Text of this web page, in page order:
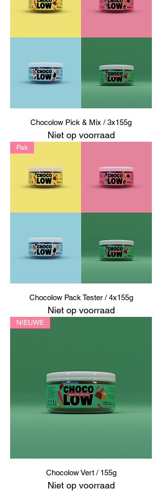
Chocolow Pick & Mix / 3x155g
Niet op voorraad
Pak
Chocolow Pack Tester / 4x155g
Niet op voorraad
NIEUWE
Chocolow Vert / 155g
Niet op voorraad